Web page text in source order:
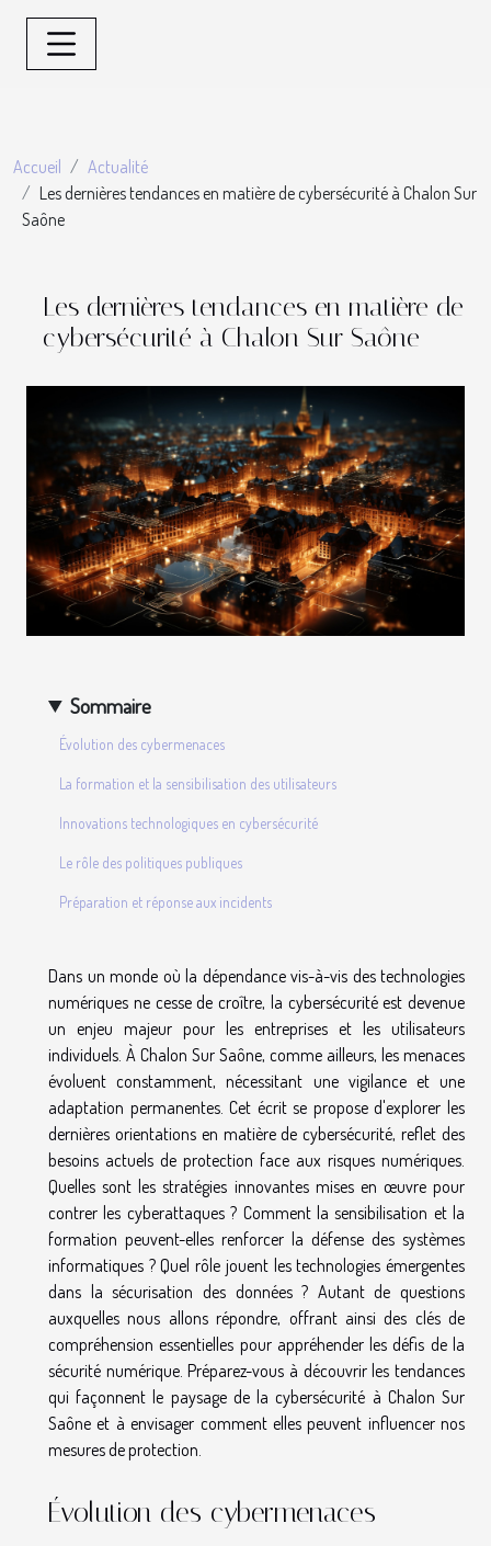
Accueil
Actualité
Les dernières tendances en matière de cybersécurité à Chalon Sur
Saône
Les dernières tendances en matière de
cybersécurité à Chalon Sur Saône
Sommaire
Évolution des cybermenaces
La formation et la sensibilisation des utilisateurs
Innovations technologiques en cybersécurité
Le rôle des politiques publiques
Préparation et réponse aux incidents
Dans un monde où la dépendance vis-à-vis des technologies
numériques ne cesse de croître, la cybersécurité est devenue
un enjeu majeur pour les entreprises et les utilisateurs
individuels. À Chalon Sur Saône, comme ailleurs, les menaces
évoluent constamment, nécessitant une vigilance et une
adaptation permanentes. Cet écrit se propose d'explorer les
dernières orientations en matière de cybersécurité, reflet des
besoins actuels de protection face aux risques numériques.
Quelles sont les stratégies innovantes mises en œuvre pour
contrer les cyberattaques ? Comment la sensibilisation et la
formation peuvent-elles renforcer la défense des systèmes
informatiques ? Quel rôle jouent les technologies émergentes
dans la sécurisation des données ? Autant de questions
auxquelles nous allons répondre, offrant ainsi des clés de
compréhension essentielles pour appréhender les défis de la
sécurité numérique. Préparez-vous à découvrir les tendances
qui façonnent le paysage de la cybersécurité à Chalon Sur
Saône et à envisager comment elles peuvent influencer nos
mesures de protection.
Évolution des cybermenaces